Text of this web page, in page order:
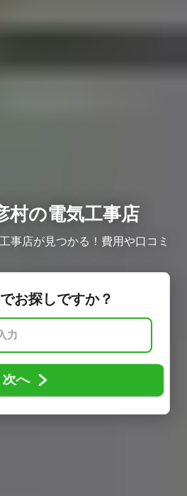
村の電気工事店
事店が見つかる！費用や口コミ
お探しですか？
次へ